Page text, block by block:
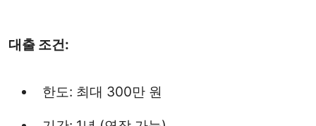
대출 조건:
한도: 최대 300만 원